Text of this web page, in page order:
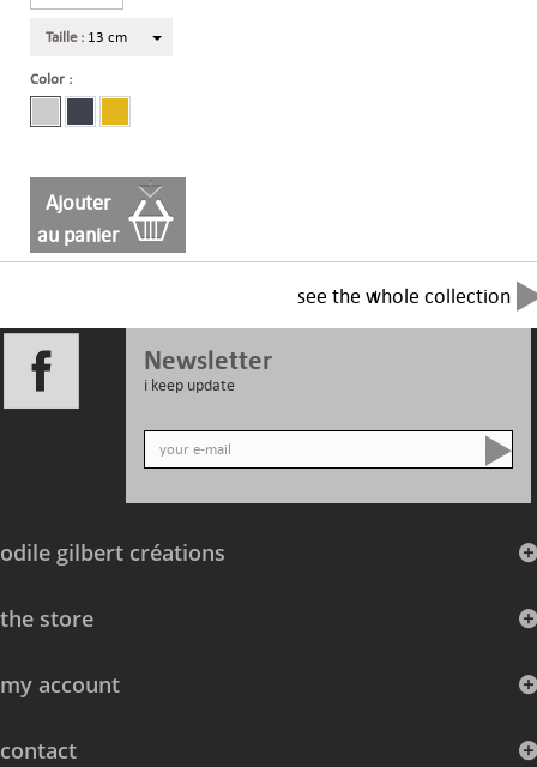
Taille : 13 cm
Color :
Ajouter
au panier
see the whole collection
Newsletter
i keep update
odile gilbert créations
the store
my account
contact